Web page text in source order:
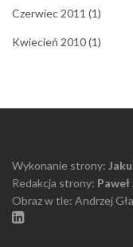
Czerwiec 2011 (1)
Kwiecień 2010(1)
Wykonanie strony:
Redakcja strony:
Obraz w tle: Andrzej